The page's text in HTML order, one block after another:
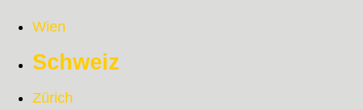
Wien
Schweiz
Zürich